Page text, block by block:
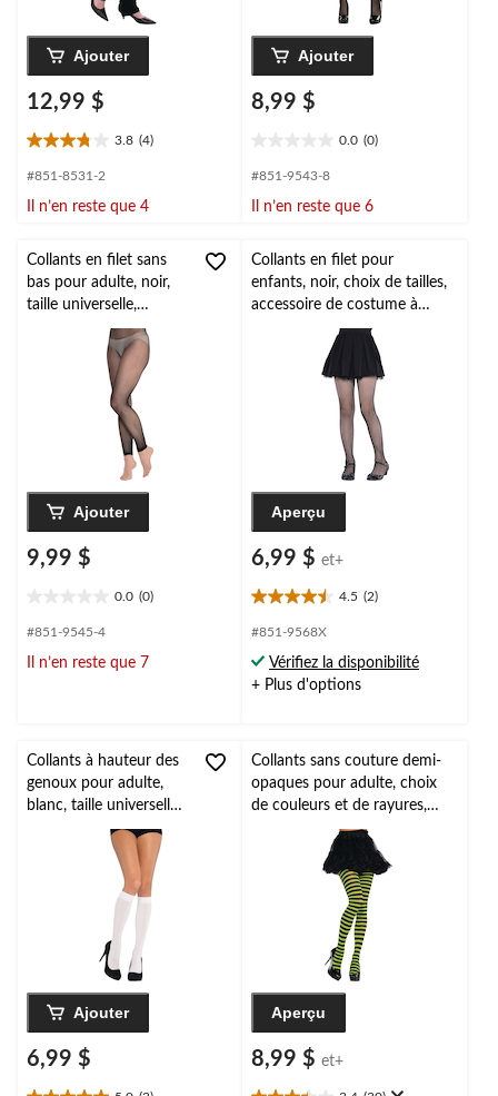
Ajouter
12,99 $
3.8 (4)
3.8
étoile(s)
5.
évaluations
#851-8531-2
Il n’en reste que 4
Ajouter
8,99 $
0.0 (0)
étoile(s)
5.
#851-9543-8
Il n’en reste que 6
Collants en filet sans
bas pour adulte, noir,
taille universelle,
accessoire de costume
à porter pour
Ajouter
9,99 $
0.0 (0)
étoile(s)
5.
#851-9545-4
Il n’en reste que 7
Collants en filet pour
enfants, noir, choix de tailles,
accessoire de costume à
porter pour l'Halloween
Aperçu
6,99 $ et+
4.5 (2)
4.5
étoile(s)
5.
2
#851-9568X
Vérifiez la disponibilité
+ Plus d'options
Collants à hauteur des
genoux pour adulte,
blanc, taille universelle,
accessoire de costume
à porter pour
Ajouter
6,99 $
Collants sans couture demi-
opaques pour adulte, choix
de couleurs et de rayures,
taille universelle, accessoire
de costume à porter pour
l'Halloween
Aperçu
8,99 $ et+